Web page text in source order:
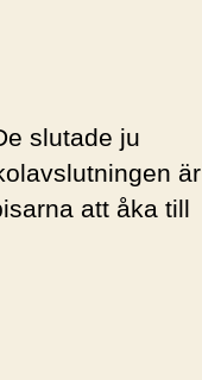
slutade ju
är
att åka till